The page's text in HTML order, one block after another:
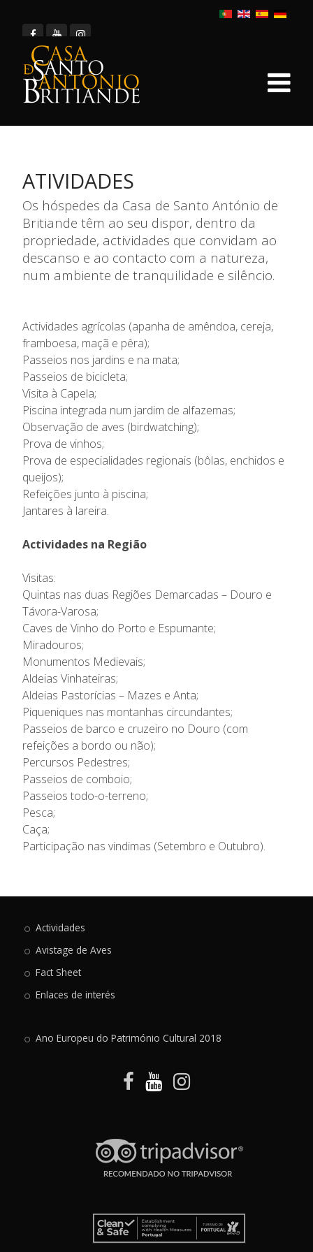
ATIVIDADES
Os hóspedes da Casa de Santo António de
Britiande têm ao seu dispor, dentro da
propriedade, actividades que convidam ao
descanso e ao contacto com a natureza,
num ambiente de tranquilidade e silêncio.
Actividades agrícolas (apanha de amêndoa, cereja,
framboesa, maçã e pêra);
Passeios nos jardins e na mata;
Passeios de bicicleta;
Visita à Capela;
Piscina integrada num jardim de alfazemas;
Observação de aves (birdwatching);
Prova de vinhos;
Prova de especialidades regionais (bôlas, enchidos e
queijos);
Refeições junto à piscina;
Jantares à lareira.
Actividades na Região
Visitas:
Quintas nas duas Regiões Demarcadas – Douro e
Távora-Varosa;
Caves de Vinho do Porto e Espumante;
Miradouros;
Monumentos Medievais;
Aldeias Vinhateiras;
Aldeias Pastorícias – Mazes e Anta;
Piqueniques nas montanhas circundantes;
Passeios de barco e cruzeiro no Douro (com
refeições a bordo ou não);
Percursos Pedestres;
Passeios de comboio;
Passeios todo-o-terreno;
Pesca;
Caça;
Participação nas vindimas (Setembro e Outubro).
Actividades
Avistage de Aves
Fact Sheet
Enlaces de interés
Ano Europeu do Património Cultural 2018